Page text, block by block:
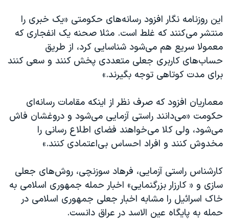
این روزنامه نگار افزود رسانه‌های حکومتی «یک خبری را
منتشر می‌کنند که غلط است. مثلا صحنه یک انفجاری که
معمولا سریع هم می‌شود شناسایی کرد، از طریق
حساب‌های کاربری جعلی متعددی پخش کنند و سعی کنند
برای مدت کوتاهی توجه بگیرند.»
معماریان افزود که صرف نظر از اینکه مقامات رسانه‌ای
حکومت «می‌دانند راستی آزمایی می‌شود و دروغشان فاش
می‌شود، ولی کلا می‌خواهند فضای اطلاع رسانی را
مخدوش کنند و افراد احساس بی‌اعتمادی کنند.»
کارشناس راستی آزمایی، فرهاد سوزنچی، روش‌های جعلی
سازی و « کارزار بزرگنمایی» اخبار حمله جمهوری اسلامی به
خاک اسرائیل را مشابه اخبار جعلی جمهوری اسلامی در
حمله به پایگاه عین الاسد در عراق دانست.